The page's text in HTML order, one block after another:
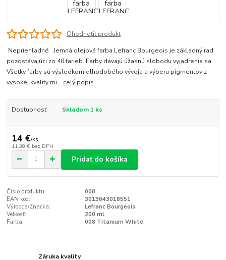
Ohodnotiť produkt
Nepriehľadné Jemná olejová farba Lefranc Bourgeois je základný rad
pozostávajúci zo 48 farieb. Farby dávajú úžasnú slobodu vyjadrenia sa.
Všetky farby sú výsledkom dlhodobého vývoja a výberu pigmentov z
vysokej kvality mi... celý popis
Dostupnosť Skladom 1 ks
14 €/ks
11,38 € bez DPH
Pridať do košíka
Číslo produktu:
008
EAN kód:
3013643018551
Výrobca/Značka:
Lefranc Bourgeois
Veľkosť:
200 ml
Farba:
008 Titanium White
Záruka kvality